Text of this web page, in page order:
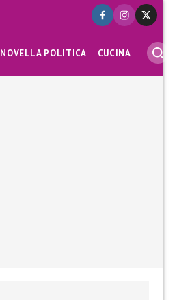
NOVELLA POLITICA CUCINA